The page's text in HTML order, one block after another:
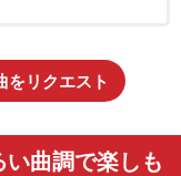
をリクエスト
い曲調で楽しも